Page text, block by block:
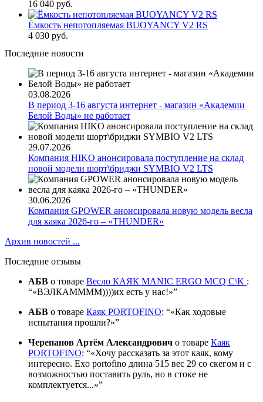
16 040 руб.
Ёмкость непотопляемая BUOYANCY V2 RS
4 030 руб.
Последние новости
03.08.2026
В период 3-16 августа интернет - магазин «Академии
Белой Воды» не работает
29.07.2026
Компания HIKO анонсировала поступление на склад
новой модели шорт\бриджи SYMBIO V2 LTS
30.06.2026
Компания GPOWER анонсировала новую модель весла
для каяка 2026-го – «THUNDER»
Архив новостей ...
Последние отзывы
АБВ о товаре Весло КАЯК MANIC ERGO MCQ C\K :
«ВЭЛКАММММ))))их есть у нас!»
АБВ о товаре Каяк PORTOFINO:
«Как ходовые
испытания прошли?»
Черепанов Артём Александрович о товаре Каяк
PORTOFINO:
«Хочу рассказать за этот каяк, кому
интересно. Exo portofino длина 515 вес 29 со скегом и с
возможностью поставить руль, но в стоке не
комплектуется...»